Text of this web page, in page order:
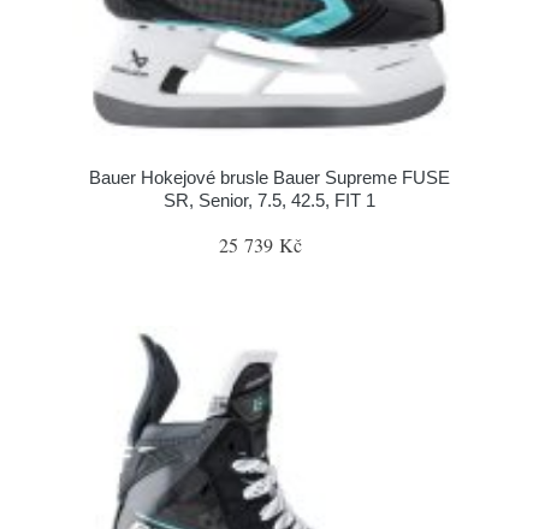
Bauer Hokejové brusle Bauer Supreme FUSE
SR, Senior, 7.5, 42.5, FIT 1
25 739 Kč